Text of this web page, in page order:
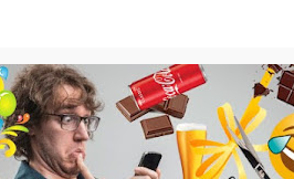
DICA